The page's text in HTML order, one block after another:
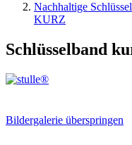
Nachhaltige
KURZ
Schlüsselband
Bildergalerie überspringen